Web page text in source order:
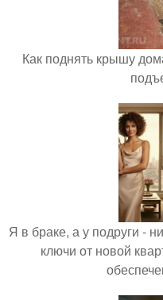
Как поднять крышу
Я в браке, а у подруги -
ключи от новой